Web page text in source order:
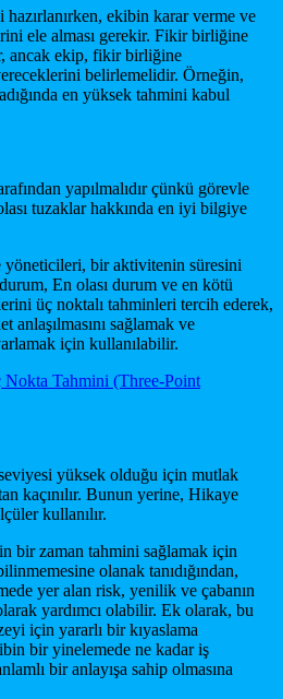
ekibin karar verme ve
ele alması gerekir. Fikir birliğine
ancak ekip, fikir birliğine
belirlemelidir. Örneğin,
en yüksek tahmini kabul
yapılmalıdır çünkü görevle
tuzaklar hakkında en iyi bilgiye
yöneticileri, bir aktivitenin süresini
En olası durum ve en kötü
üç noktalı tahminleri tercih ederek,
sağlamak ve
için kullanılabilir.
Tahmini (Three-Point
yüksek olduğu için mutlak
kaçınılır. Bunun yerine, Hikaye
kullanılır.
bir zaman tahmini sağlamak için
olanak tanıdığından,
yer alan risk, yenilik ve çabanın
yardımcı olabilir. Ek olarak, bu
için yararlı bir kıyaslama
bir yinelemede ne kadar iş
bir anlayışa sahip olmasına